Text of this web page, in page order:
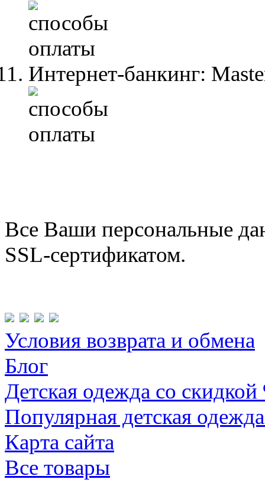
Интернет-банкинг:
Все Ваши персональные
SSL-сертификатом.
Условия возврата и обмена
Блог
Детская одежда со скидкой
Популярная детская
Карта сайта
Все товары